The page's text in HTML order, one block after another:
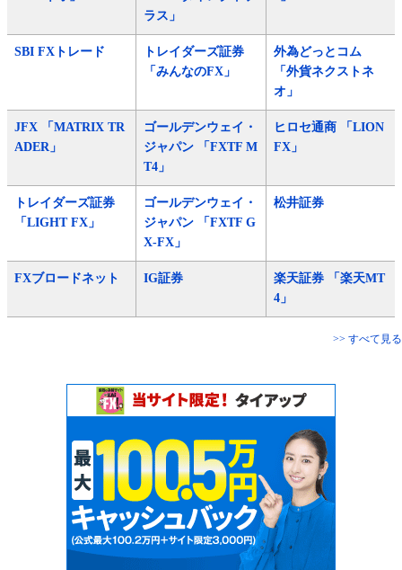
ラス」
SBI FXトレード
トレイダーズ証券
「みんなのFX」
外為どっとコム
「外貨ネクストネ
オ」
JFX 「MATRIX TR
ADER」
ゴールデンウェイ・
ジャパン 「FXTF M
T4」
ヒロセ通商 「LION
FX」
トレイダーズ証券
「LIGHT FX」
ゴールデンウェイ・
ジャパン 「FXTF G
X-FX」
松井証券
FXブロードネット IG証券
楽天証券 「楽天MT
4」
>> すべて見る